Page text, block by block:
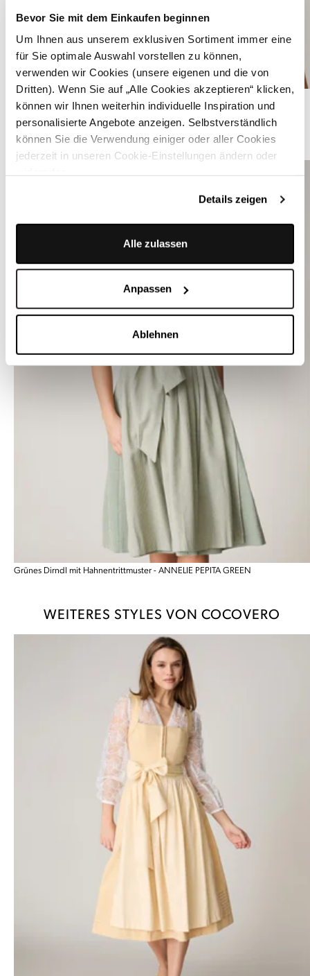
Bevor Sie mit dem Einkaufen beginnen
Um Ihnen aus unserem exklusiven Sortiment immer eine
für Sie optimale Auswahl vorstellen zu können,
verwenden wir Cookies (unsere eigenen und die von
Dritten). Wenn Sie auf „Alle Cookies akzeptieren“ klicken,
können wir Ihnen weiterhin individuelle Inspiration und
personalisierte Angebote anzeigen. Selbstverständlich
können Sie die Verwendung einiger oder aller Cookies
jederzeit in unseren Cookie-Einstellungen ändern oder
Details zeigen
Alle zulassen
Anpassen
Ablehnen
Weiße Dirndlbluse mit V-Ausschnitt - VALERIA
ÄHNLICHE PRODUKTE
Grünes Dirndl mit Hahnentrittmuster - ANNELIE PEPITA GREEN
WEITERES STYLES VON COCOVERO